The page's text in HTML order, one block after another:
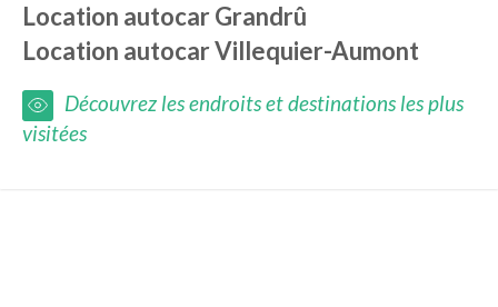
Location autocarGrandrû
Location autocarVillequier-Aumont
Découvrez les endroits et destinations les plus
visitées